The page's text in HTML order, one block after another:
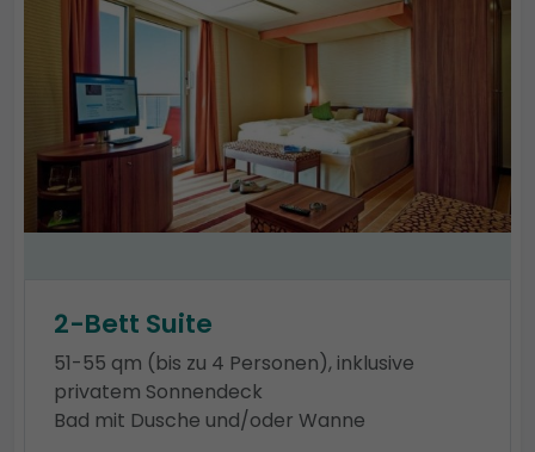
2-Bett Suite
51-55 qm (bis zu 4 Personen), inklusive
privatem Sonnendeck
Bad mit Dusche und/oder Wanne